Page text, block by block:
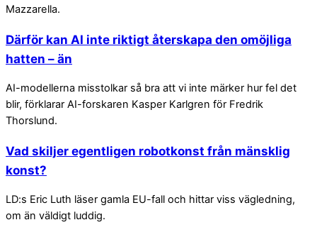
Mazzarella.
Därför kan AI inte riktigt återskapa den omöjliga
hatten – än
AI-modellerna misstolkar så bra att vi inte märker hur fel det
blir, förklarar AI-forskaren Kasper Karlgren för Fredrik
Thorslund.
Vad skiljer egentligen robotkonst från mänsklig
konst?
LD:s Eric Luth läser gamla EU-fall och hittar viss vägledning,
om än väldigt luddig.